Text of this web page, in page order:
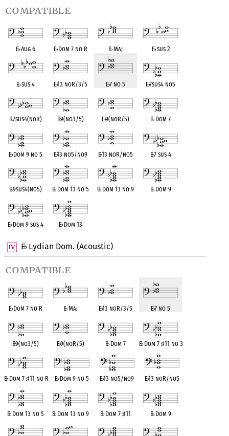
compatible
E♭Aug 6 E♭Dom 7 no R E♭Maj E♭sus 2
E♭sus 4 E♭13 noR/3/5 E♭7 no 5 E♭7sus4 no5
E♭7sus4(noR) E♭9(no3/5) E♭9(noR/5) E♭Dom 7
E♭Dom 9 no 5 E♭13 no5/no9 E♭13 noR/no5 E♭7 sus 4
E♭9sus4(no5) E♭Dom 13 no 5 E♭Dom 13 no 9 E♭Dom 9
E♭Dom 9 sus 4 E♭Dom 13
E♭Lydian Dom. (Acoustic)
compatible
E♭Dom 7 no R E♭Maj E♭13 noR/3/5 E♭7 no 5
E♭9(no3/5) E♭9(noR/5) E♭Dom 7 E♭Dom 7 ♯11 no 3
E♭Dom 7 ♯11 no R E♭Dom 9 no 5 E♭13 no5/no9 E♭13 noR/no5
E♭Dom 13 no 5 E♭Dom 13 no 9 E♭Dom 7 ♯11 E♭Dom 9